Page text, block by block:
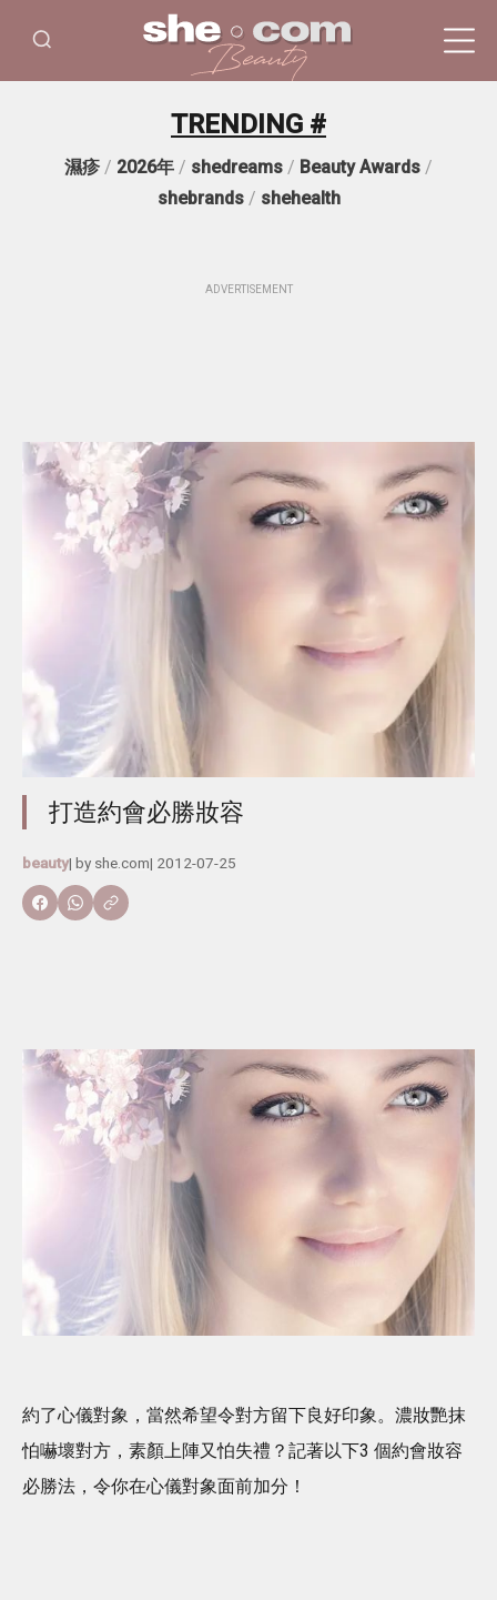
TRENDING #
濕疹 / 2026年 / shedreams / Beauty Awards /
shebrands/ shehealth
ADVERTISEMENT
打造約會必勝妝容
beauty| by she.com| 2012-07-25
約了心儀對象，當然希望令對方留下良好印象。濃妝艷抹
怕嚇壞對方，素顏上陣又怕失禮？記著以下3 個約會妝容
必勝法，令你在心儀對象面前加分！